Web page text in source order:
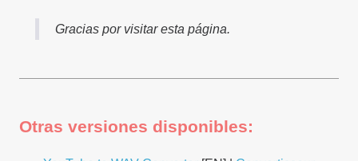
Gracias por visitar esta página.
Otras versiones disponibles: